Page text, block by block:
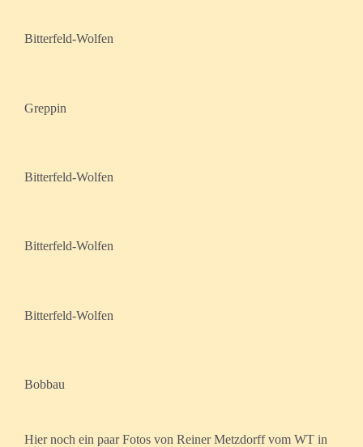
Bitterfeld-Wolfen
Greppin
Bitterfeld-Wolfen
Bitterfeld-Wolfen
Bitterfeld-Wolfen
Bobbau
Hier noch ein paar Fotos von Reiner Metzdorff vom WT in